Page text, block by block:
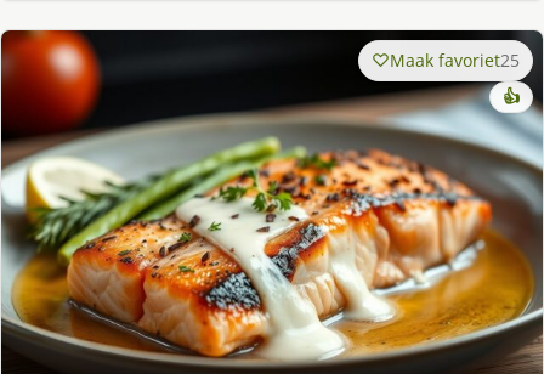
Maak favoriet25
👍